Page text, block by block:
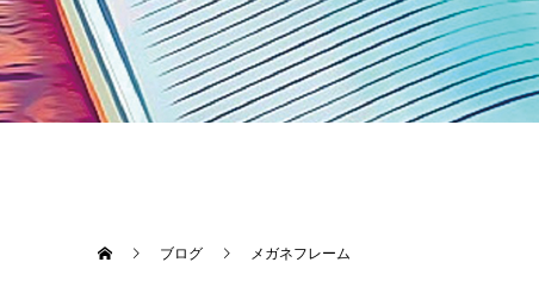
ブログ メガネフレーム